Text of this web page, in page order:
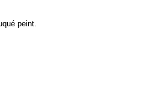
peint.